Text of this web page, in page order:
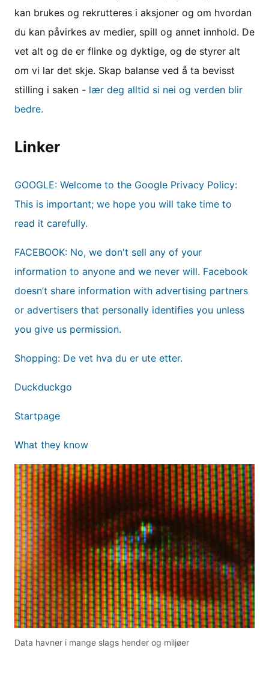
kan brukes og rekrutteres i aksjoner og om hvordan
du kan påvirkes av medier, spill og annet innhold. De
vet alt og de er flinke og dyktige, og de styrer alt
om vi lar det skje. Skap balanse ved å ta bevisst
stilling i saken - lær deg alltid si nei og verden blir
bedre.
Linker
GOOGLE: Welcome to the Google Privacy Policy:
This is important; we hope you will take time to
read it carefully.
FACEBOOK: No, we don't sell any of your
information to anyone and we never will. Facebook
doesn’t share information with advertising partners
or advertisers that personally identifies you unless
you give us permission.
Shopping: De vet hva du er ute etter.
Duckduckgo
Startpage
What they know
Data havner i mange slags hender og miljøer